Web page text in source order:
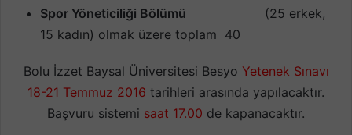
Spor Yöneticiliği Bölümü (25 erkek,
15 kadın) olmak üzere toplam 40
Bolu İzzet Baysal Üniversitesi Besyo Yetenek Sınavı
18-21 Temmuz 2016 tarihleri arasında yapılacaktır.
Başvuru sistemi saat 17.00 de kapanacaktır.